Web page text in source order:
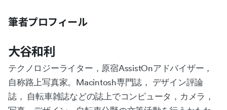
筆者プロフィール
大谷和利
テクノロジーライター，原宿AssistOnアドバイザー，
自称路上写真家。Macintosh専門誌， デザイン評論
誌， 自転車雑誌などの誌上でコンピュータ，カメラ，